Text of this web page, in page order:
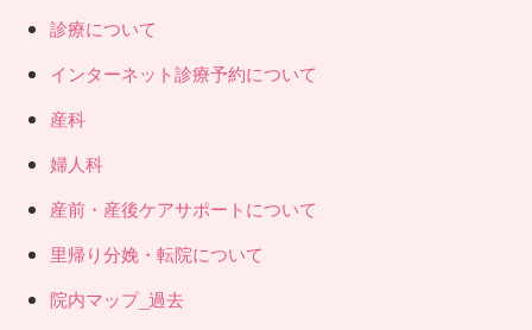
診療について
インターネット診療予約について
産科
婦人科
産前・産後ケアサポートについて
里帰り分娩・転院について
院内マップ_過去